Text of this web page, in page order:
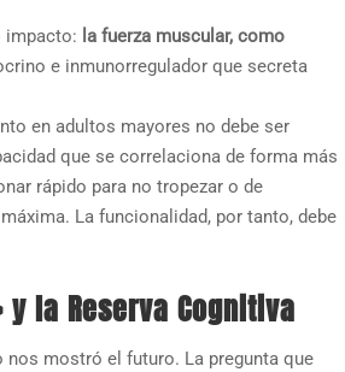
impacto: la fuerza muscular, como
e inmunorregulador que secreta
en adultos mayores no debe ser
que se correlaciona de forma más
rápido para no tropezar o de
La funcionalidad, por tanto, debe
la Reserva Cognitiva
mostró el futuro. La pregunta que